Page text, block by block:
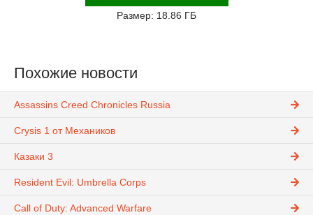
Размер: 18.86 ГБ
Похожие новости
Assassins Creed Chronicles Russia
Crysis 1 от Механиков
Казаки 3
Resident Evil: Umbrella Corps
Call of Duty: Advanced Warfare